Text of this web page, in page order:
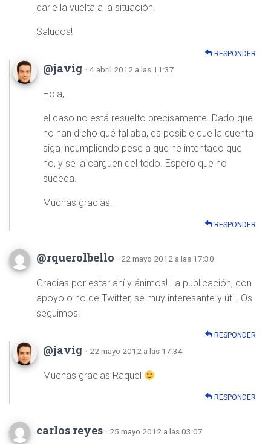
darle la vuelta a la situación.
Saludos!
RESPONDER
@javig · 4 abril 2012 a las 11:37
Hola,
el caso no está resuelto precisamente. Dado que
no han dicho qué fallaba, es posible que la cuenta
siga incumpliendo pese a que he intentado que
no, y se la carguen del todo. Espero que no
suceda.
Muchas gracias.
RESPONDER
@rquerolbello · 22 mayo 2012 a las 17:30
Gracias por estar ahí y ánimos! La publicación, con
apoyo o no de Twitter, se muy interesante y útil. Os
seguimos!
RESPONDER
@javig · 22 mayo 2012 a las 17:34
Muchas gracias Raquel
RESPONDER
carlos reyes · 25 mayo 2012 a las 03:07